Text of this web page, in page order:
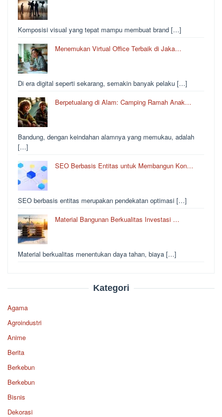
Komposisi visual yang tepat mampu membuat brand […]
Menemukan Virtual Office Terbaik di Jaka…
Di era digital seperti sekarang, semakin banyak pelaku […]
Berpetualang di Alam: Camping Ramah Anak…
Bandung, dengan keindahan alamnya yang memukau, adalah
[…]
SEO Berbasis Entitas untuk Membangun Kon…
SEO berbasis entitas merupakan pendekatan optimasi […]
Material Bangunan Berkualitas Investasi …
Material berkualitas menentukan daya tahan, biaya […]
Kategori
Agama
Agroindustri
Anime
Berita
Berkebun
Berkebun
Bisnis
Dekorasi